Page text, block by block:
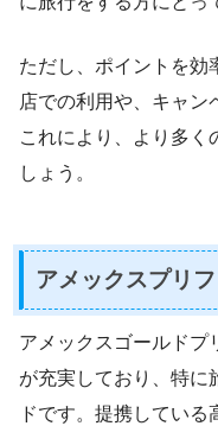
ただし、ポイントを効
店での利用や、キャン
これにより、より多く
しょう。
アメックスプリ
アメックスゴールドプ
が充実しており、特に
ドです。提携してい